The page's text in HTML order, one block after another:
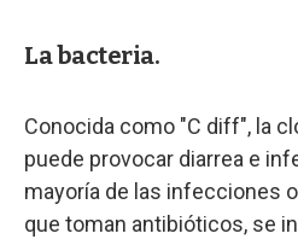
La bacteria.
Conocida como "C diff", la
puede provocar diarrea e
mayoría de las infecciones
que toman antibióticos, se